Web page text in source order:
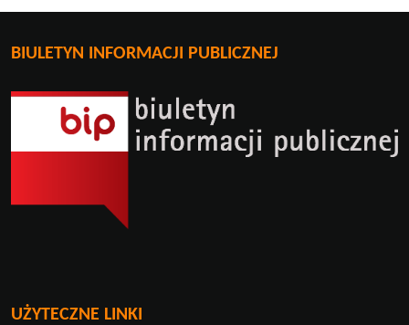
BIULETYN INFORMACJI PUBLICZNEJ
UŻYTECZNE LINKI